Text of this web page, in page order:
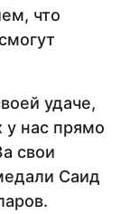
что
удаче,
у нас прямо
свои
Саид